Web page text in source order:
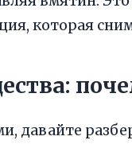
которая
давайте